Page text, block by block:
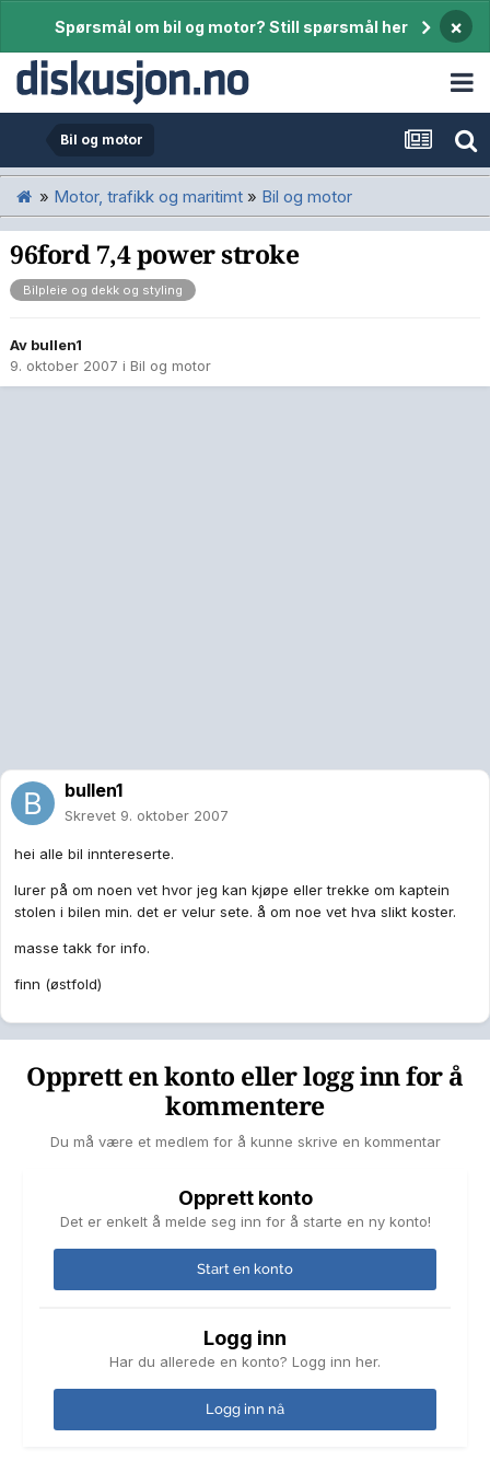
Spørsmål om bil og motor? Still spørsmål her ×
Bil og motor
» Motor, trafikk og maritimt » Bil og motor
96ford 7,4 power stroke
Bilpleie og dekk og styling
Av bullen1
9. oktober 2007 i Bil og motor
bullen1
Skrevet 9. oktober 2007
hei alle bil inntereserte.
lurer på om noen vet hvor jeg kan kjøpe eller trekke om kaptein
stolen i bilen min. det er velur sete. å om noe vet hva slikt koster.
masse takk for info.
finn (østfold)
Opprett en konto eller logg inn for å
kommentere
Du må være et medlem for å kunne skrive en kommentar
Opprett konto
Det er enkelt å melde seg inn for å starte en ny konto!
Start en konto
Logg inn
Har du allerede en konto? Logg inn her.
Logg inn nå